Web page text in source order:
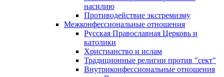
насилию
Противодействие экстремизму
Межконфессиональные отношения
Русская Православная Церковь и
католики
Христианство и ислам
Традиционные религии против "сект"
Внутриконфессиональные отношения